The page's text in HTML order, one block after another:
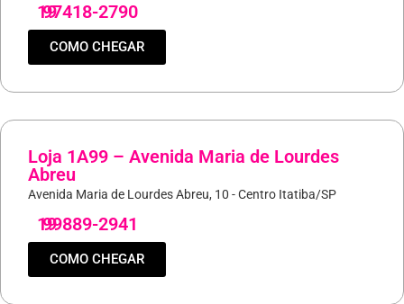
19
97418-2790
COMO CHEGAR
Loja 1A99 – Avenida Maria de Lourdes
Abreu
Avenida Maria de Lourdes Abreu, 10 - Centro Itatiba/SP
19
99889-2941
COMO CHEGAR